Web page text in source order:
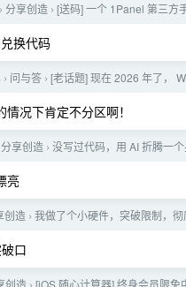
› 分享创造 › [送码] 一个 1Panel 第三方
换代码
› 问与答 › [老话题] 现在 2026 年了，
况下肯定不分区啊！
分享创造 › 没写过代码，用 AI 折腾一
亮
创造 › 我做了个小硬件，突破限制，
口
创造 [iOS 随心计算器] 终身会员限免